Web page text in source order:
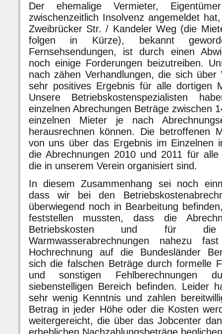
Der ehemalige Vermieter,
zwischenzeitlich Insolvenz angemeldet
Zweibrücker Str. / Kandeler Weg (die
folgen in Kürze), bekannt
Fernsehsendungen, ist durch einen
noch einige Forderungen beizutreiben.
nach zähen Verhandlungen, die sich
sehr positives Ergebnis für alle dortigen
Unsere Betriebskostenspezialisten
einzelnen Abrechungen Beträge zwischen
einzelnen Mieter je nach
herausrechnen können. Die betroffenen
von uns über das Ergebnis im Einzelnen
die Abrechnungen 2010 und 2011 für
die in unserem Verein organisiert sind.
In diesem Zusammenhang sei noch
dass wir bei den
überwiegend noch in Bearbeitung
feststellen mussten, dass die
Betriebskosten und für
Warmwasserabrechnungen nahezu
Hochrechnung auf die Bundesländer
sich die falschen Beträge durch formelle
und sonstigen Fehlberechnungen
siebenstelligen Bereich befinden. Leider
sehr wenig Kenntnis und zahlen
Betrag in jeder Höhe oder die Kosten
weitergereicht, die über das Jobcenter